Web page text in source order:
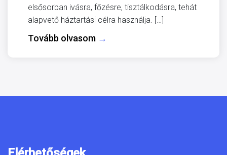
elsősorban ivásra, főzésre, tisztálkodásra, tehát
alapvető háztartási célra használja. […]
Tovább olvasom →